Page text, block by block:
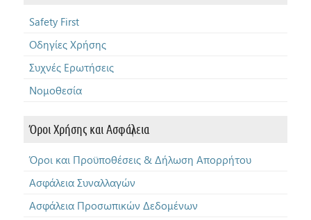
Safety First
Οδηγίες Χρήσης
Συχνές Ερωτήσεις
Νομοθεσία
Όροι Χρήσης και Ασφάλεια
Όροι και Προϋποθέσεις & Δήλωση Απορρήτου
Ασφάλεια Συναλλαγών
Ασφάλεια Προσωπικών Δεδομένων